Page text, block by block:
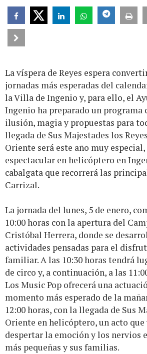
La víspera de Reyes espera
jornadas más esperadas del
la Villa de Ingenio y, para ello, el
Ingenio ha preparado un programa
ilusión, magia y propuestas para
llegada de Sus Majestades los
Oriente será este año muy
espectacular en helicóptero en
cabalgata que recorrerá las
Carrizal.
La jornada del lunes, 5 de enero,
10:00 horas con la apertura del
Cristóbal Herrera, donde se
actividades pensadas para el
familiar. A las 10:30 horas tendrá
de circo y, a continuación, a las
Los Music Pop ofrecerá una
momento más esperado de la
12:00 horas, con la llegada de Sus
Oriente en helicóptero, un acto que
despertar la emoción y los nervios
más pequeñas y sus familias.